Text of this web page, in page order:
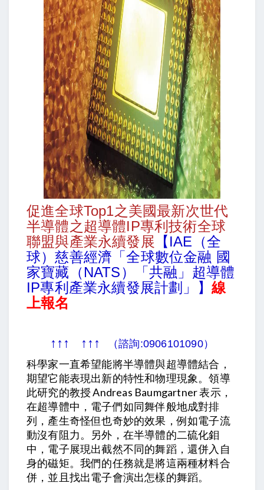
促進全球Top1之美國最新次世代
半導體之超導體IP專利技術全球
聯盟與產業永續發展 【IAE（全
球）慈善經濟「全球數位金融 國
家寶藏（NATS）「共融」超導體
IP專利產業永續發展計劃」】 線
上報名
↑↑↑ ↑↑↑ （諮詢:0906101090）
科學家一直希望能將半導體與超導體結合，
期望它能表現出新的特性和物理現象。領導
此研究的教授 Andreas Baumgartner 表示，
在超導體中，電子們如同舞伴般地成對排
列，產生奇怪但也奇妙的效果，例如電子流
動沒有阻力。另外，在半導體的二硫化鉬
中，電子展現出截然不同的舞蹈，還併入自
身的磁矩。我們的任務就是將這兩種材料合
併，並且找出電子會演出怎樣的舞蹈。